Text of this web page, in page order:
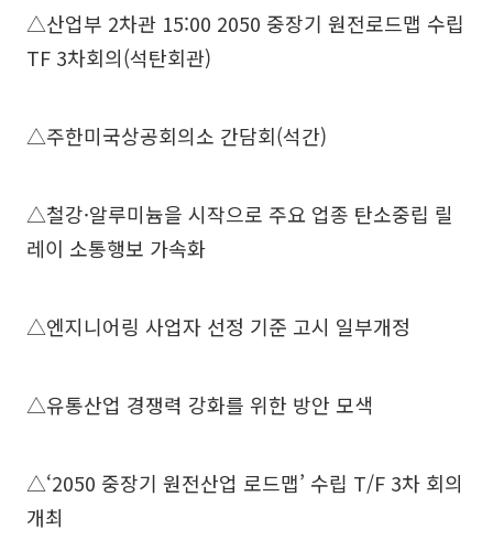
△산업부 2차관 15:00 2050 중장기 원전로드맵 수립
TF 3차회의(석탄회관)
△주한미국상공회의소 간담회(석간)
△철강·알루미늄을 시작으로 주요 업종 탄소중립 릴
레이 소통행보 가속화
△엔지니어링 사업자 선정 기준 고시 일부개정
△유통산업 경쟁력 강화를 위한 방안 모색
△‘2050 중장기 원전산업 로드맵’ 수립 T/F 3차 회의
개최